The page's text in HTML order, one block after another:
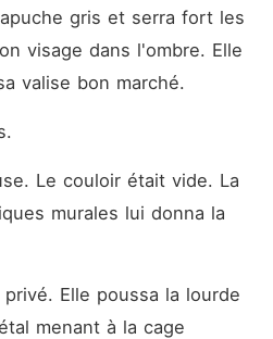
gris et serra fort les
visage dans l'ombre. Elle
valise bon marché.
Le couloir était vide. La
murales lui donna la
Elle poussa la lourde
menant à la cage